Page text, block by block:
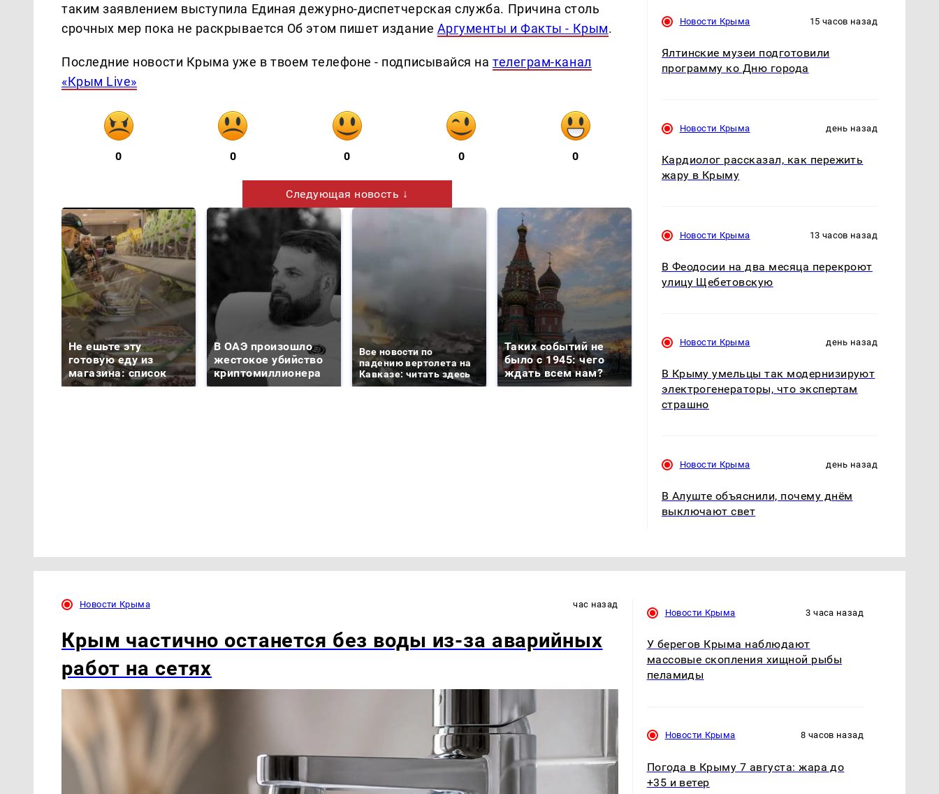
таким заявлением выступила Единая дежурно-диспетчерская служба. Причина столь
срочных мер пока не раскрывается Об этом пишет издание Аргументы и Факты - Крым.
Последние новости Крыма уже в твоем телефоне - подписывайся нателеграм-канал
«Крым Live»
0 0 0 0 0
Следующая новость ↓
Не ешьте эту
готовую еду из
магазина: список
В ОАЭ произошло
жестокое убийство
криптомиллионера
Все новости по
падению вертолета на
Кавказе: читать здесь
Таких событий не
было с 1945: чего
ждать всем нам?
В магазинах России
продукта: что купить?
полицейскую
подожгли.
Новости Крыма 15 часов назад
Ялтинские музеи подготовили
программу ко Дню города
Новости Крыма день назад
Кардиолог рассказал, как пережить
жару в Крыму
Новости Крыма 13 часов назад
В Феодосии на два месяца перекроют
улицу Щебетовскую
Новости Крыма день назад
В Крыму умельцы так модернизируют
электрогенераторы, что экспертам
страшно
Новости Крыма день назад
В Алуште объяснили, почему днём
выключают свет
Новости Крыма час назад
Крым частично останется без воды из-за аварийных
работ на сетях
Новости Крыма 3 часа назад
У берегов Крыма наблюдают
массовые скопления хищной рыбы
пеламиды
Новости Крыма 8 часов назад
Погода в Крыму 7 августа: жара до
+35 и ветер